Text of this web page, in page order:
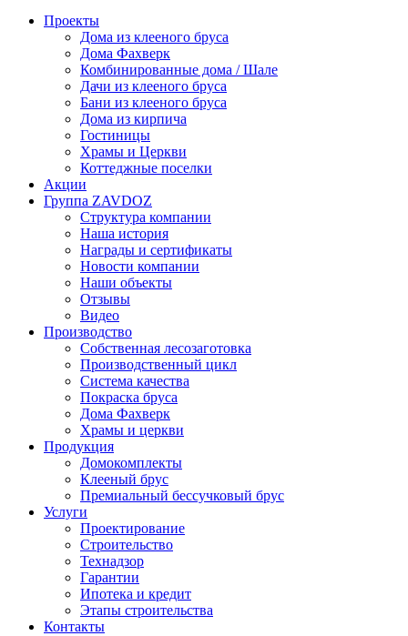
Проекты
Дома из клееного бруса
Дома Фахверк
Комбинированные дома / Шале
Дачи из клееного бруса
Бани из клееного бруса
Дома из кирпича
Гостиницы
Храмы и Церкви
Коттеджные поселки
Акции
Группа ZAVDOZ
Структура компании
Наша история
Награды и сертификаты
Новости компании
Наши объекты
Отзывы
Видео
Производство
Собственная лесозаготовка
Производственный цикл
Система качества
Покраска бруса
Дома Фахверк
Храмы и церкви
Продукция
Домокомплекты
Клееный брус
Премиальный бессучковый брус
Услуги
Проектирование
Строительство
Технадзор
Гарантии
Ипотека и кредит
Этапы строительства
Контакты